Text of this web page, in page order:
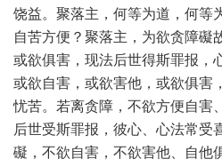
饶益。聚落主，何等为道，何等
自苦方便？聚落主，为欲贪障礙
或欲俱害，现法后世得斯罪报，
或欲自害，或欲害他，或欲俱害
忧苦。若离贪障，不欲方便自害
后世受斯罪报，彼心、心法常受
礙，不欲自害，不欲害他、自他